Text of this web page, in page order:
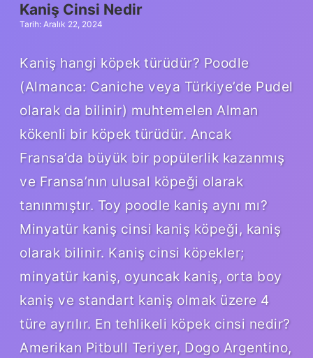
Kaniş Cinsi Nedir
Tarih: Aralık 22, 2024
Kaniş hangi köpek türüdür? Poodle
(Almanca: Caniche veya Türkiye’de Pudel
olarak da bilinir) muhtemelen Alman
kökenli bir köpek türüdür. Ancak
Fransa’da büyük bir popülerlik kazanmış
ve Fransa’nın ulusal köpeği olarak
tanınmıştır. Toy poodle kaniş aynı mı?
Minyatür kaniş cinsi kaniş köpeği, kaniş
olarak bilinir. Kaniş cinsi köpekler;
minyatür kaniş, oyuncak kaniş, orta boy
kaniş ve standart kaniş olmak üzere 4
türe ayrılır. En tehlikeli köpek cinsi nedir?
Amerikan Pitbull Teriyer, Dogo Argentino,